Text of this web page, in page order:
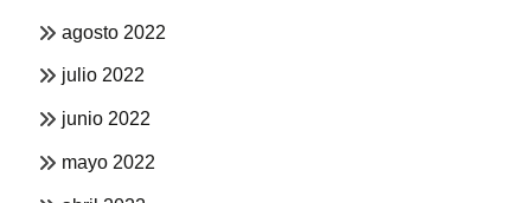
agosto 2022
julio 2022
junio 2022
mayo 2022